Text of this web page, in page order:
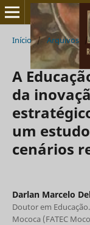
Início / Arquivos /
A
da
um
cenários
Darlan Marcelo
Doutor em
Mococa (FATEC